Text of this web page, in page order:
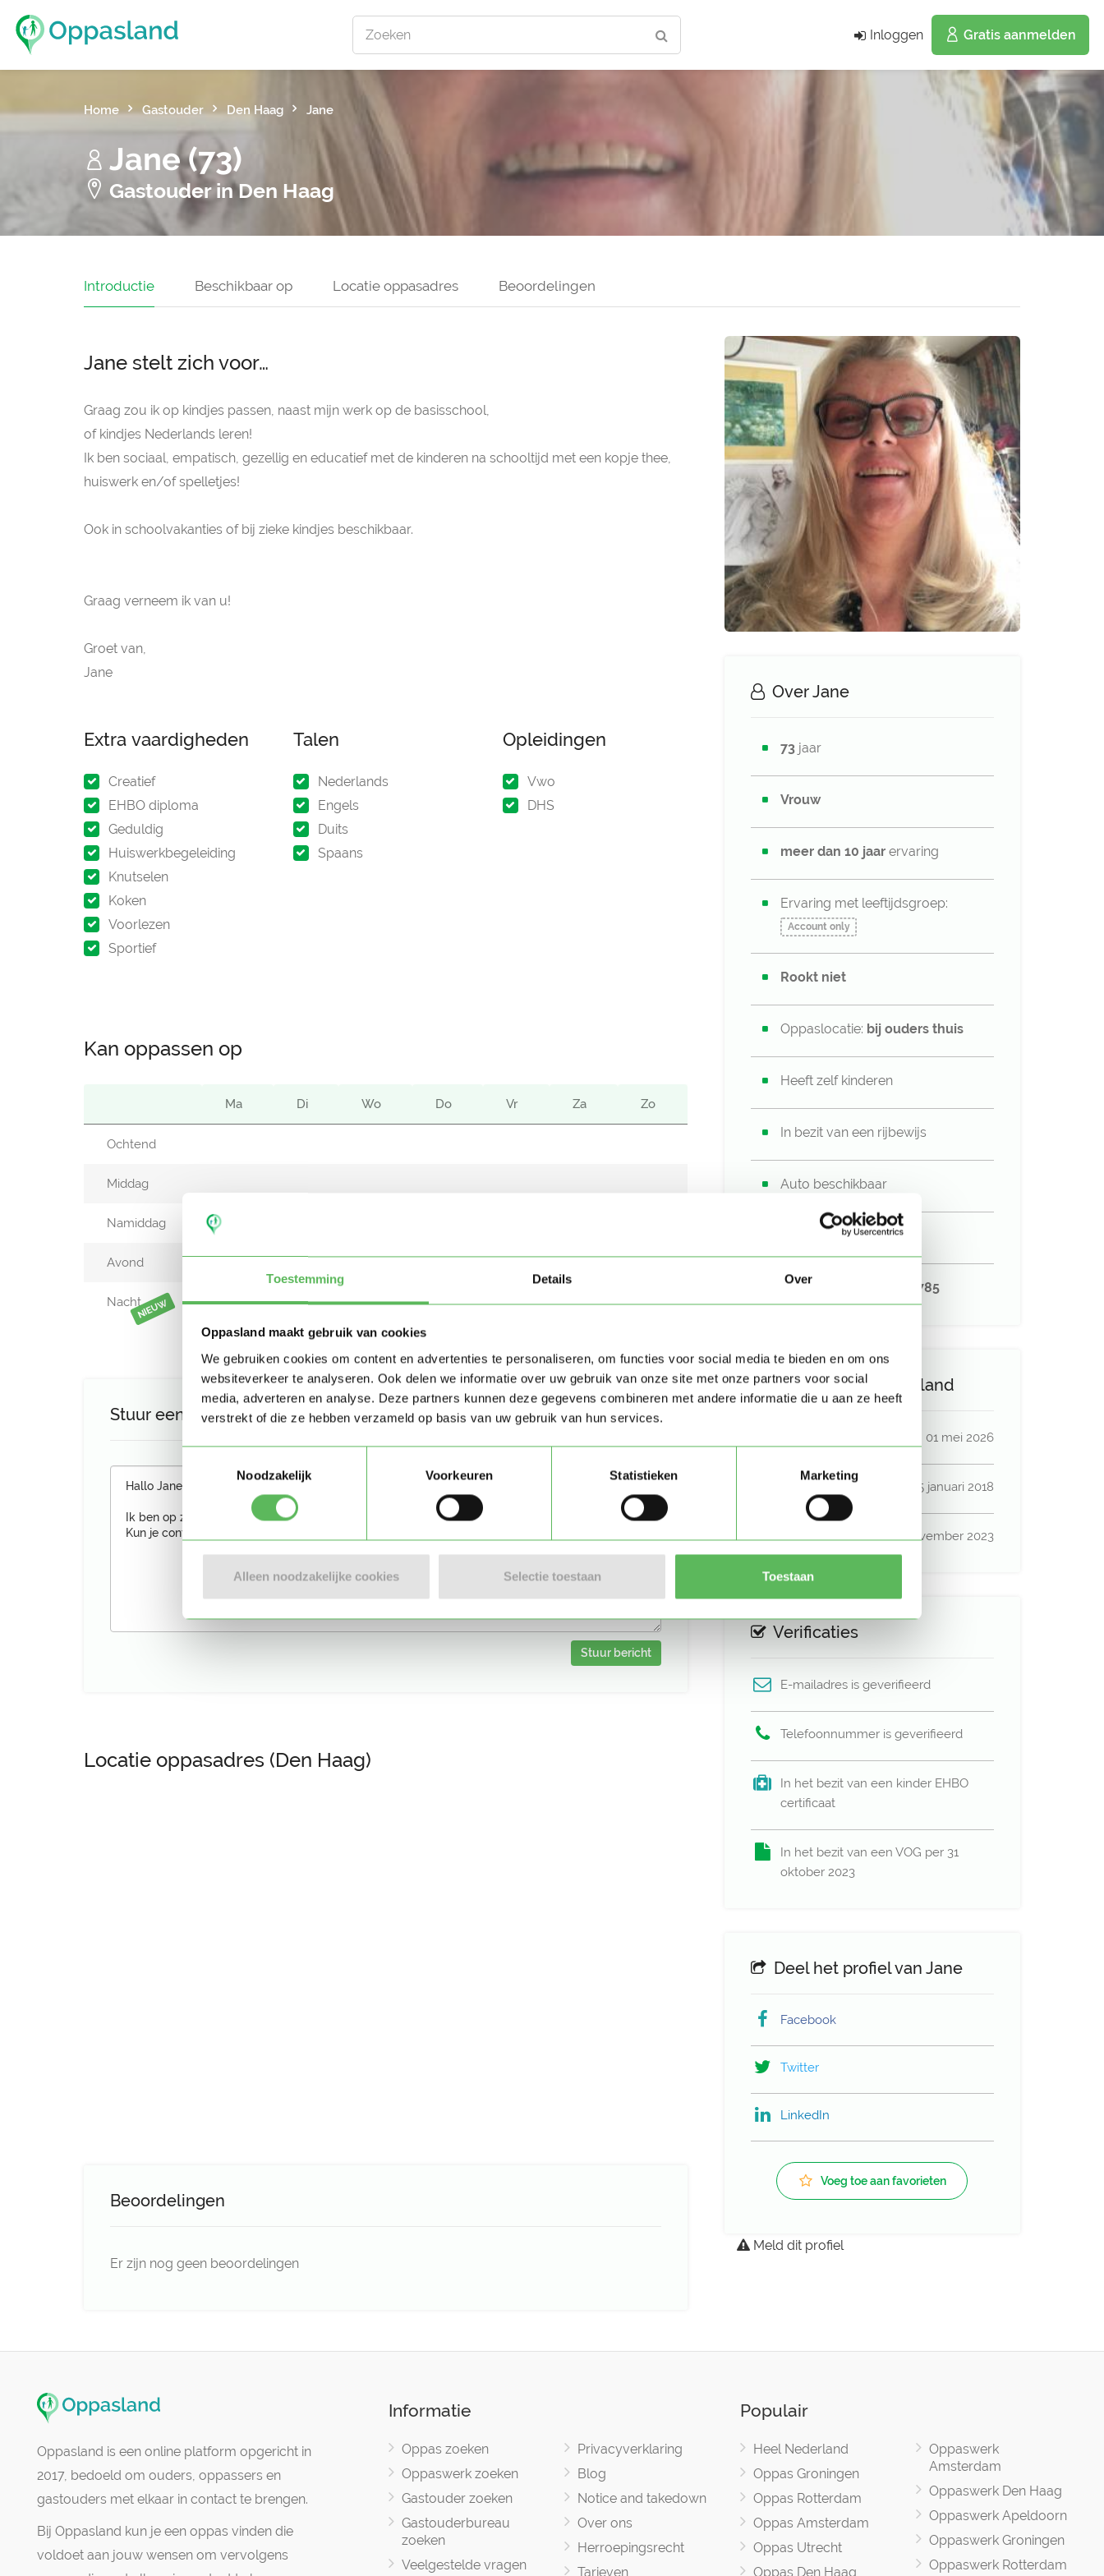
Toestemming Details Over
Oppasland maakt gebruik van cookies
We gebruiken cookies om content en advertenties te personaliseren, om functies voor social media te bieden en om ons
websiteverkeer te analyseren. Ook delen we informatie over uw gebruik van onze site met onze partners voor social
media, adverteren en analyse. Deze partners kunnen deze gegevens combineren met andere informatie die u aan ze heeft
verstrekt of die ze hebben verzameld op basis van uw gebruik van hun services.
Noodzakelijk
Voorkeuren Statistieken Marketing
Alleen noodzakelijke cookies Selectie toestaan Toestaan
Zoeken Inloggen Gratis aanmelden
Home Gastouder Den Haag Jane
Jane (73)
Gastouder in Den Haag
Introductie Beschikbaar op Locatie oppasadres Beoordelingen
Over Jane
73 jaar
Vrouw
meer dan 10 jaar ervaring
Ervaring met leeftijdsgroep:
Account only
Rookt niet
Oppaslocatie: bij ouders thuis
Heeft zelf kinderen
In bezit van een rijbewijs
Auto beschikbaar
Account only
LRKP nummer 216564785
Activiteit op Oppasland
01 mei 2026
05 januari 2018
Profiel bijgewerkt 13 november 2023
Verificaties
E-mailadres is geverifieerd
Telefoonnummer is geverifieerd
In het bezit van een kinder EHBO
certificaat
In het bezit van een VOG per 31
oktober 2023
Deel het profiel van Jane
Facebook
Twitter
LinkedIn
Voeg toe aan favorieten
Meld dit profiel
Jane stelt zich voor…
Graag zou ik op kindjes passen, naast mijn werk op de basisschool,
of kindjes Nederlands leren!
Ik ben sociaal, empatisch, gezellig en educatief met de kinderen na schooltijd met een kopje thee,
huiswerk en/of spelletjes!
Ook in schoolvakanties of bij zieke kindjes beschikbaar.
Graag verneem ik van u!
Groet van,
Jane
Extra vaardigheden
Creatief
EHBO diploma
Geduldig
Huiswerkbegeleiding
Knutselen
Koken
Voorlezen
Sportief
Talen
Nederlands
Engels
Duits
Spaans
Opleidingen
Vwo
DHS
Kan oppassen op
Ma Di Wo Do Vr Za Zo
Ochtend
Middag
Namiddag
Avond
NachtNIEUW
Stuur een bericht aan Jane
Stuur bericht
Locatie oppasadres (Den Haag)
Beoordelingen
Er zijn nog geen beoordelingen
Oppasland is een online platform opgericht in
2017, bedoeld om ouders, oppassers en
gastouders met elkaar in contact te brengen.
Bij Oppasland kun je een oppas vinden die
voldoet aan jouw wensen om vervolgens
Informatie
Oppas zoeken
Oppaswerk zoeken
Gastouder zoeken
Gastouderbureau
zoeken
Veelgestelde vragen
Privacyverklaring
Blog
Notice and takedown
Over ons
Herroepingsrecht
Tarieven
Populair
Heel Nederland
Oppas Groningen
Oppas Rotterdam
Oppas Amsterdam
Oppas Utrecht
Oppas Den Haag
Oppaswerk
Amsterdam
Oppaswerk Den Haag
Oppaswerk Apeldoorn
Oppaswerk Groningen
Oppaswerk Rotterdam